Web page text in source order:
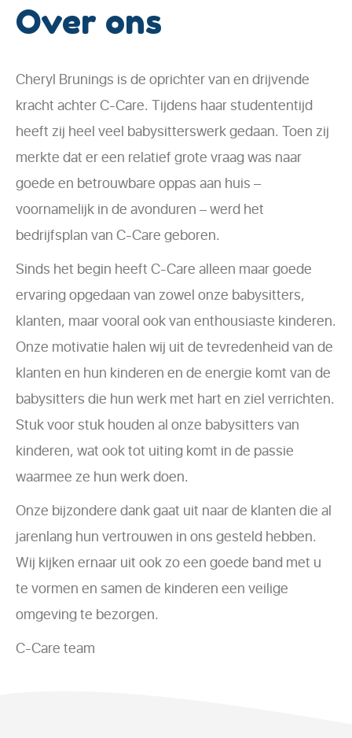
Over ons
Cheryl Brunings is de oprichter van en drijvende
kracht achter C-Care. Tijdens haar studententijd
heeft zij heel veel babysitterswerk gedaan. Toen zij
merkte dat er een relatief grote vraag was naar
goede en betrouwbare oppas aan huis –
voornamelijk in de avonduren – werd het
bedrijfsplan van C-Care geboren.
Sinds het begin heeft C-Care alleen maar goede
ervaring opgedaan van zowel onze babysitters,
klanten, maar vooral ook van enthousiaste kinderen.
Onze motivatie halen wij uit de tevredenheid van de
klanten en hun kinderen en de energie komt van de
babysitters die hun werk met hart en ziel verrichten.
Stuk voor stuk houden al onze babysitters van
kinderen, wat ook tot uiting komt in de passie
waarmee ze hun werk doen.
Onze bijzondere dank gaat uit naar de klanten die al
jarenlang hun vertrouwen in ons gesteld hebben.
Wij kijken ernaar uit ook zo een goede band met u
te vormen en samen de kinderen een veilige
omgeving te bezorgen.
C-Care team